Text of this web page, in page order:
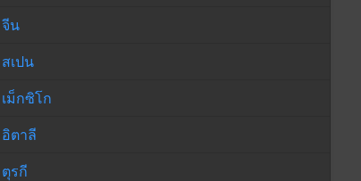
จีน
สเปน
เม็กซิโก
อิตาลี
ตุรกี